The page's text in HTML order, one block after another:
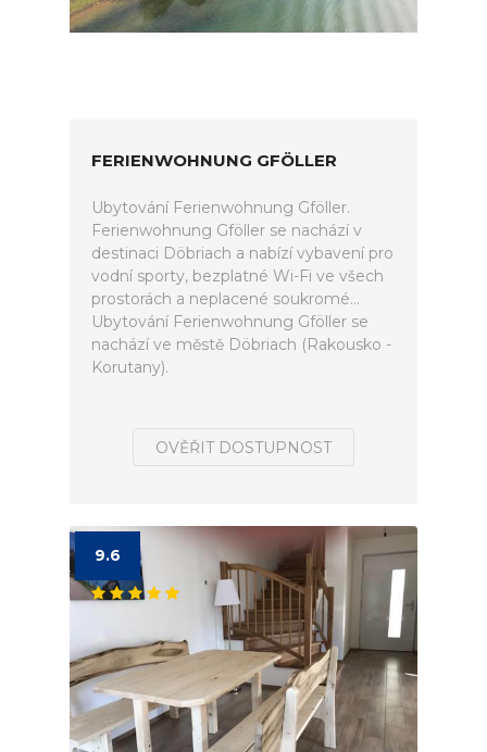
FERIENWOHNUNG GFÖLLER
Ubytování Ferienwohnung Gföller.
Ferienwohnung Gföller se nachází v
destinaci Döbriach a nabízí vybavení pro
vodní sporty, bezplatné Wi-Fi ve všech
prostorách a neplacené soukromé...
Ubytování Ferienwohnung Gföller se
nachází ve městě Döbriach (Rakousko -
Korutany).
OVĚŘIT DOSTUPNOST
9.6